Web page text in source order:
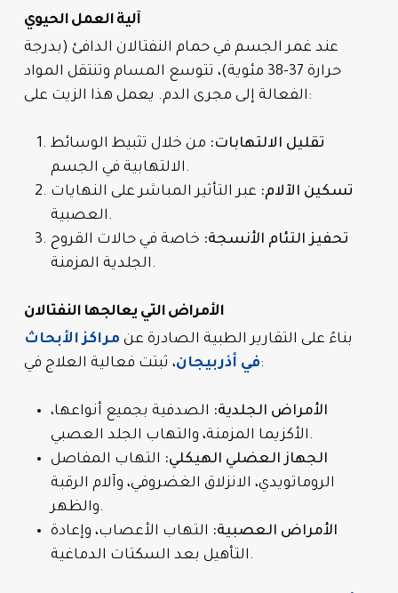
آلية العمل الحيوي
عند غمر الجسم في حمام النفتالان الدافئ (بدرجة
حرارة 37-38 مئوية)، تتوسع المسام وتنتقل المواد
الفعالة إلى مجرى الدم. يعمل هذا الزيت على:
تقليل الالتهابات: من خلال تثبيط الوسائط
الالتهابية في الجسم.
تسكين الآلام: عبر التأثير المباشر على النهايات
العصبية.
تحفيز التئام الأنسجة: خاصة في حالات القروح
الجلدية المزمنة.
الأمراض التي يعالجها النفتالان
بناءً على التقارير الطبية الصادرة عن مراكز الأبحاث
في أذربيجان، ثبتت فعالية العلاج في:
الأمراض الجلدية: الصدفية بجميع أنواعها،
الأكزيما المزمنة، والتهاب الجلد العصبي.
الجهاز العضلي الهيكلي: التهاب المفاصل
الروماتويدي، الانزلاق الغضروفي، وآلام الرقبة
والظهر.
الأمراض العصبية: التهاب الأعصاب، وإعادة
التأهيل بعد السكتات الدماغية.